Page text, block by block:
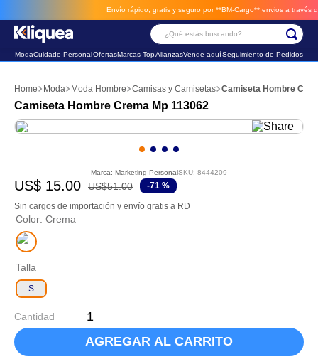
Envío rápido, gratis y seguro por **BM-Cargo** envios a través de
¿Qué estás buscando?
ModaCuidado PersonalOfertasMarcas TopAlianzasVende aquíSeguimiento de Pedidos
Moda Moda Hombre Camisas y Camisetas Camiseta Hombre
Camiseta Hombre Crema Mp 113062
Marca: Marketing PersonalSKU: 8444209
US$ 15.00 US$51.00 -71 %
Sin cargos de importación y envío gratis a RD
Color: Crema
Talla
S
Cantidad
AGREGAR AL CARRITO
2. sandalia